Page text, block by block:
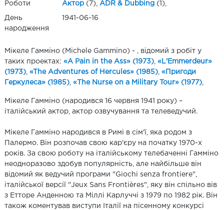
Роботи Актор (7), ADR & Dubbing (1),
День
народження
1941-06-16
Мікеле Гамміно (Michele Gammino) - , відомий з робіт у
таких проектах: «A Pain in the Ass» (1973) «L'Emmerdeur»
(1973) «The Adventures of Hercules» (1985) «Пригоди
Геркулеса» (1985) «The Nurse on a Military Tour» (1977)
Мікеле Гамміно (народився 16 червня 1941 року) –
італійський актор, актор озвучування та телеведучий.
Мікеле Гамміно народився в Римі в сім'ї, яка родом з
Палермо. Він розпочав свою кар'єру на початку 1970-х
років. За свою роботу на італійському телебаченні Гамміно
неодноразово здобув популярність, але найбільше він
відомий як ведучий програми "Giochi senza frontiere",
італійської версії "Jeux Sans Frontières", яку він спільно вів
з Етторе Анденною та Міллі Карлуччі з 1979 по 1982 рік. Він
також коментував виступи Італії на пісенному конкурсі